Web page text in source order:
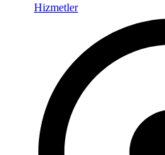
Hizmetler